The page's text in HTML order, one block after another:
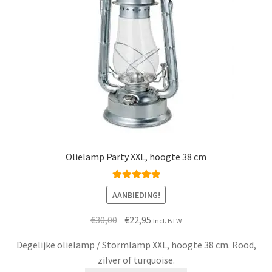
Olielamp Party XXL, hoogte 38 cm
Waardering
5.00uit 5
AANBIEDING!
€30,00 Oorspronkelijke
was:
€30,00.
€22,95 Huidige
is:
€22,95.
Incl. BTW
Degelijke olielamp / Stormlamp XXL, hoogte 38 cm. Rood,
zilver of turquoise.